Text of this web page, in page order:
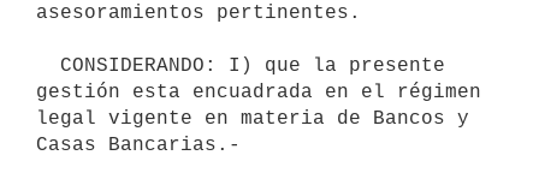
asesoramientos pertinentes.
gestión esta encuadrada en el régimen
legal vigente en materia de Bancos y
Casas Bancarias.-